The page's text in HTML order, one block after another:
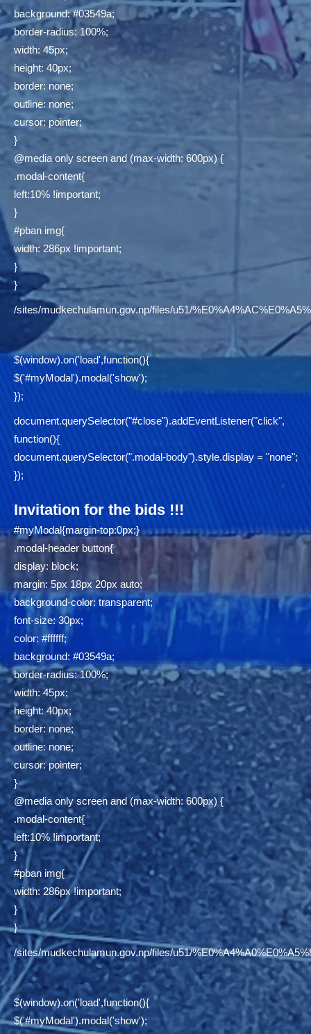
background: #03549a;
border-radius: 100%;
width: 45px;
height: 40px;
border: none;
outline: none;
cursor: pointer;
}
@media only screen and (max-width: 600px) {
.modal-content{
left:10% !important;
}
#pban img{
width: 286px !important;
}
}
/sites/mudkechulamun.gov.np/files/u51/
$(window).on('load',function(){
$('#myModal').modal('show');
});
document.querySelector("#close").addEventListener("click",
function(){
document.querySelector(".modal-body").style.display = "none";
});
Invitation for the bids !!!
#myModal{margin-top:0px;}
.modal-header button{
display: block;
margin: 5px 18px 20px auto;
background-color: transparent;
font-size: 30px;
color: #ffffff;
background: #03549a;
border-radius: 100%;
width: 45px;
height: 40px;
border: none;
outline: none;
cursor: pointer;
}
@media only screen and (max-width: 600px) {
.modal-content{
left:10% !important;
}
#pban img{
width: 286px !important;
}
}
/sites/mudkechulamun.gov.np/files/u51/
$(window).on('load',function(){
$('#myModal').modal('show');